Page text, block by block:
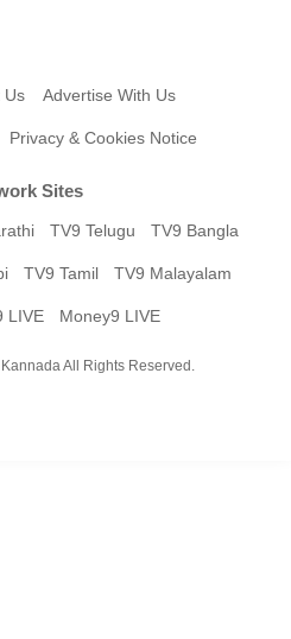
Us Advertise With Us
Privacy & Cookies Notice
Sites
TV9 Telugu TV9 Bangla
TV9 Tamil TV9 Malayalam
LIVE Money9 LIVE
All Rights Reserved.